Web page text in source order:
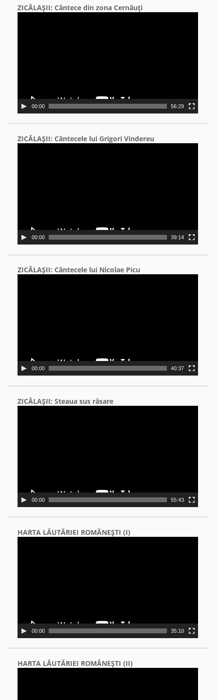
ZICĂLAŞII: Cântece din zona Cernăuţi
00:00 56:29
ZICĂLAŞII: Cântecele lui Grigori Vindereu
00:00 39:14
ZICĂLAŞII: Cântecele lui Nicolae Picu
00:00 40:37
ZICĂLAŞII: Steaua sus răsare
00:00 55:43
HARTA LĂUTĂRIEI ROMÂNEŞTI (I)
00:00 35:10
HARTA LĂUTĂRIEI ROMÂNEŞTI (II)